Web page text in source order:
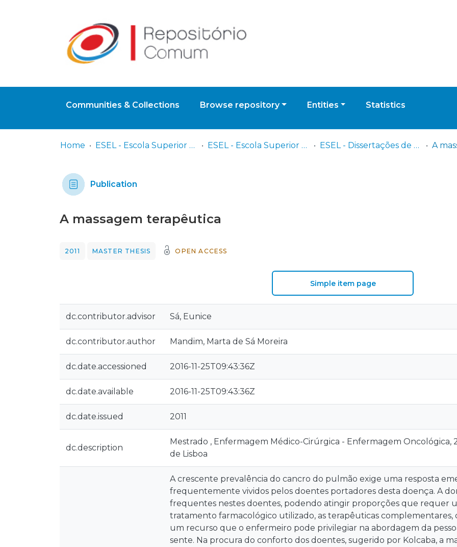
Communities & Collections Browse repository Entities Statistics
Home ESEL - Escola Superior de Enfermagem de Lisboa ESEL - Escola Superior de Enfermagem de Lisboa ESEL - Dissertações de Mestrado A
Publication
A massagem terapêutica
2011 MASTER THESIS OPEN ACCESS
Simple item page
dc.contributor.advisor Sá, Eunice
dc.contributor.author Mandim, Marta de Sá Moreira
dc.date.accessioned 2016-11-25T09:43:36Z
dc.date.available 2016-11-25T09:43:36Z
dc.date.issued 2011
dc.description
Mestrado , Enfermagem Médico-Cirúrgica - Enfermagem Oncológica,
de Lisboa
A crescente prevalência do cancro do pulmão exige uma resposta
frequentemente vividos pelos doentes portadores desta doença. A
frequentes nestes doentes, podendo atingir proporções que requer
tratamento farmacológico utilizado, as terapêuticas complementares,
um recurso que o enfermeiro pode privilegiar na abordagem da
sente. Na procura do conforto dos doentes, sugerido por Kolcaba, a